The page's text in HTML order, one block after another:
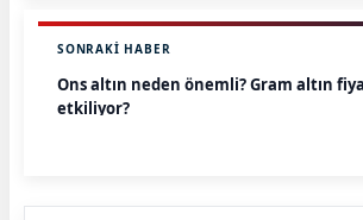
SONRAKI HABER
Ons altın neden önemli? Gram altın
etkiliyor?